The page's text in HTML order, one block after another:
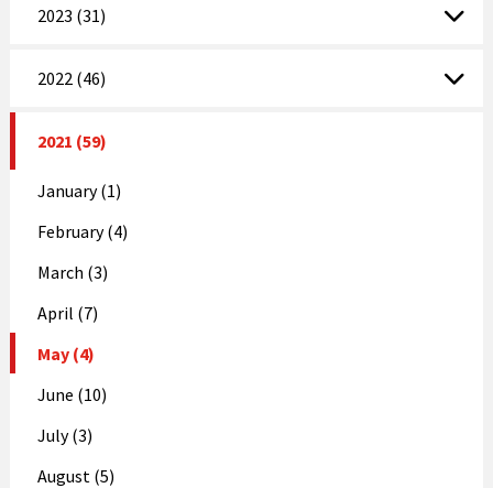
2023 (31)
2022 (46)
2021 (59)
January (1)
February (4)
March (3)
April (7)
May (4)
June (10)
July (3)
August (5)